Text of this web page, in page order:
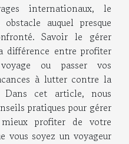
internationaux, le
auquel presque
Savoir le gérer
différence entre profiter
ou passer vos
à lutter contre la
Dans cet article, nous
pratiques pour gérer
profiter de votre
vous soyez un voyageur